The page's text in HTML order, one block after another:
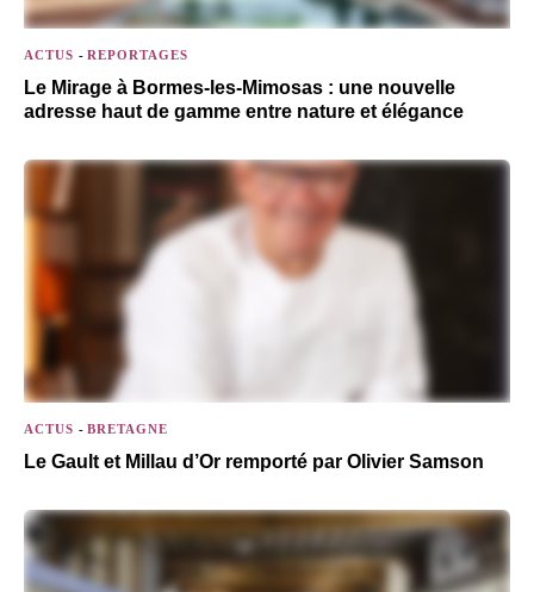
ACTUS - REPORTAGES
Le Mirage à Bormes-les-Mimosas : une nouvelle
adresse haut de gamme entre nature et élégance
ACTUS - BRETAGNE
Le Gault et Millau d’Or remporté par Olivier Samson